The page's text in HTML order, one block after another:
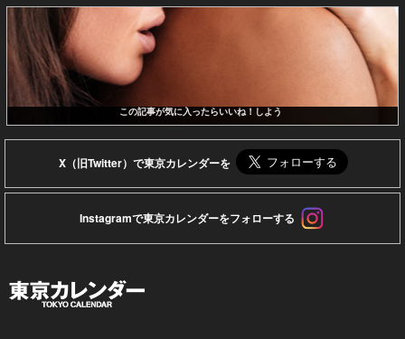
この記事が気に入ったらいいね！しよう
X（旧Twitter）で東京カレンダーを
Instagramで東京カレンダーをフォローする